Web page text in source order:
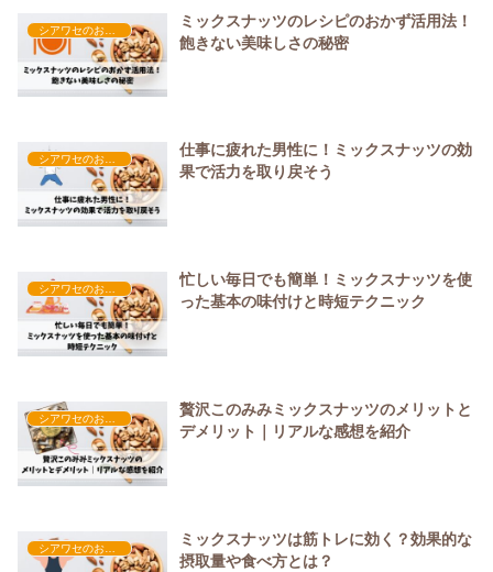
ミックスナッツのレシピのおかず活用法！
飽きない美味しさの秘密
シアワセのおやつ時間
仕事に疲れた男性に！ミックスナッツの効
果で活力を取り戻そう
忙しい毎日でも簡単！ミックスナッツを使
った基本の味付けと時短テクニック
贅沢このみみミックスナッツのメリットと
デメリット｜リアルな感想を紹介
ミックスナッツは筋トレに効く？効果的な
摂取量や食べ方とは？